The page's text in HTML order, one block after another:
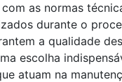
as normas
durante o
a qualidade
escolha
atuam na